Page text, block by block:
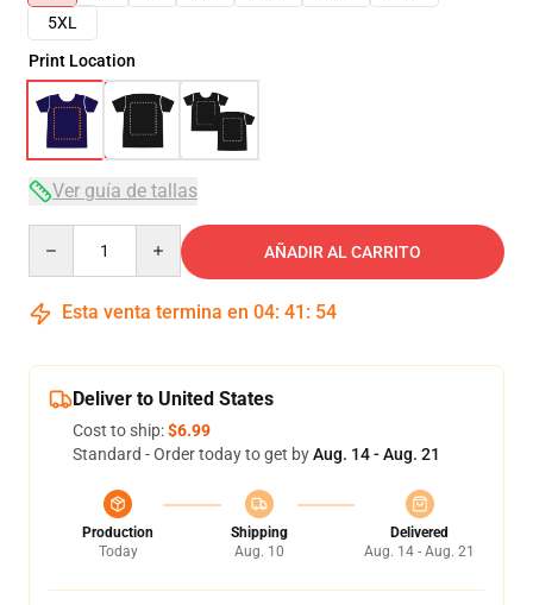
5XL
Print Location
Ver guía de tallas
AÑADIR AL CARRITO
Esta venta termina en 04: 41 : 53
Deliver to United States
Cost to ship:$6.99
Standard - Order today to get byAug. 14 - Aug. 21
Production
Today
Shipping
Aug. 10
Delivered
Aug. 14 - Aug. 21